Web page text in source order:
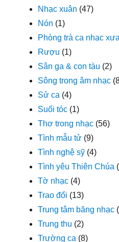
Nhạc xuân (47)
Nón (1)
Phòng trà ca nhạc xưa
Rượu (1)
Sân ga & con tàu (2)
Sông trong âm nhạc
Sử ca (4)
Suối tóc (1)
Thơ trong nhạc (56)
Tình mẫu tử (9)
Tình nghệ sỹ (4)
Tình yêu Thiên Chúa
Tờ nhạc (4)
Trao đổi (13)
Trung tâm băng nhạc
Trung thu (2)
Trường ca (8)